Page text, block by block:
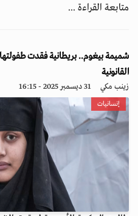
متابعة القراءة ...
شميمة بيغوم.. بريطانية فقدت طفولتها
القانونية
زينب مكي 31 ديسمبر 2025 - 16:15
إنسانيات